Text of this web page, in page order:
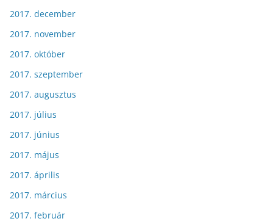
2017. december
2017. november
2017. október
2017. szeptember
2017. augusztus
2017. július
2017. június
2017. május
2017. április
2017. március
2017. február